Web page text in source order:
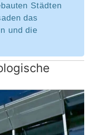
Städten
das
und die